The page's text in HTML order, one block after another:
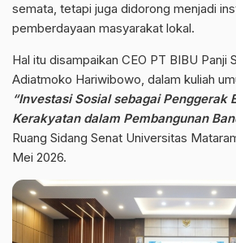
semata, tetapi juga didorong menjadi
pemberdayaan masyarakat lokal.
Hal itu disampaikan CEO PT BIBU Panji
Adiatmoko Hariwibowo, dalam kuliah
“Investasi Sosial sebagai Penggerak
Kerakyatan dalam Pembangunan
Ruang Sidang Senat Universitas
Mei 2026.